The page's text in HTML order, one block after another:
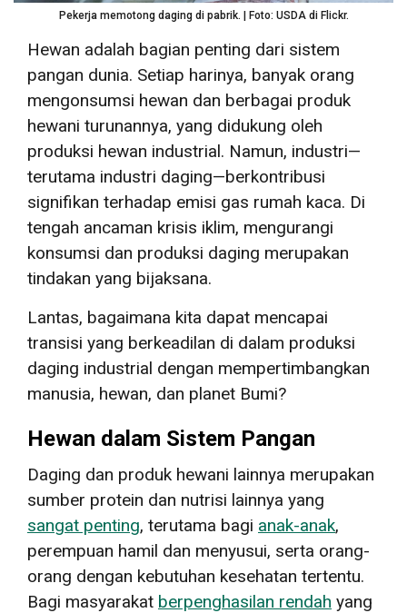
Pekerja memotong daging di pabrik. | Foto: USDA di Flickr.
Hewan adalah bagian penting dari sistem
pangan dunia. Setiap harinya, banyak orang
mengonsumsi hewan dan berbagai produk
hewani turunannya, yang didukung oleh
produksi hewan industrial. Namun, industri—
terutama industri daging—berkontribusi
signifikan terhadap emisi gas rumah kaca. Di
tengah ancaman krisis iklim, mengurangi
konsumsi dan produksi daging merupakan
tindakan yang bijaksana.
Lantas, bagaimana kita dapat mencapai
transisi yang berkeadilan di dalam produksi
daging industrial dengan mempertimbangkan
manusia, hewan, dan planet Bumi?
Hewan dalam Sistem Pangan
Daging dan produk hewani lainnya merupakan
sumber protein dan nutrisi lainnya yang
sangat penting, terutama bagi anak-anak,
perempuan hamil dan menyusui, serta orang-
orang dengan kebutuhan kesehatan tertentu.
Bagi masyarakat berpenghasilan rendah yang